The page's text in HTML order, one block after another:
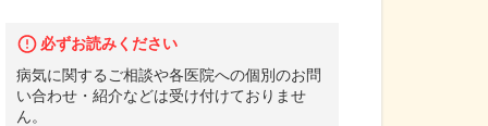
必ずお読みください
病気に関するご相談や各医院への個別のお問
い合わせ・紹介などは受け付けておりませ
ん。